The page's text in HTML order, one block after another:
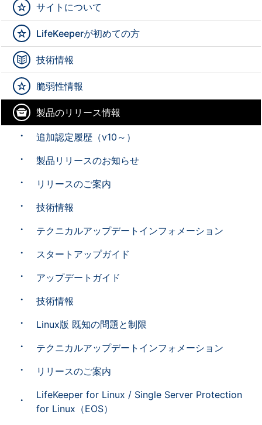
サイトについて
LifeKeeperが初めての方
技術情報
脆弱性情報
製品のリリース情報
追加認定履歴（v10～）
製品リリースのお知らせ
リリースのご案内
技術情報
テクニカルアップデートインフォメーション
スタートアップガイド
アップデートガイド
技術情報
Linux版 既知の問題と制限
テクニカルアップデートインフォメーション
リリースのご案内
LifeKeeper for Linux / Single Server Protection
for Linux（EOS）